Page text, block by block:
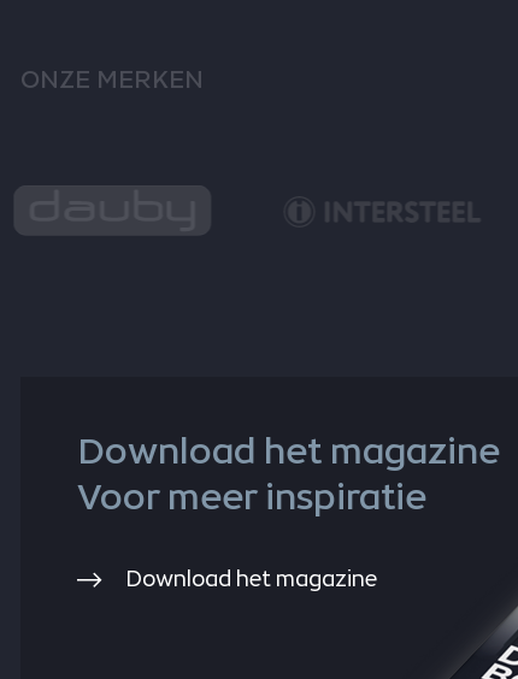
ONZE MERKEN
Download het magazine
Voor meer inspiratie
Download het magazine